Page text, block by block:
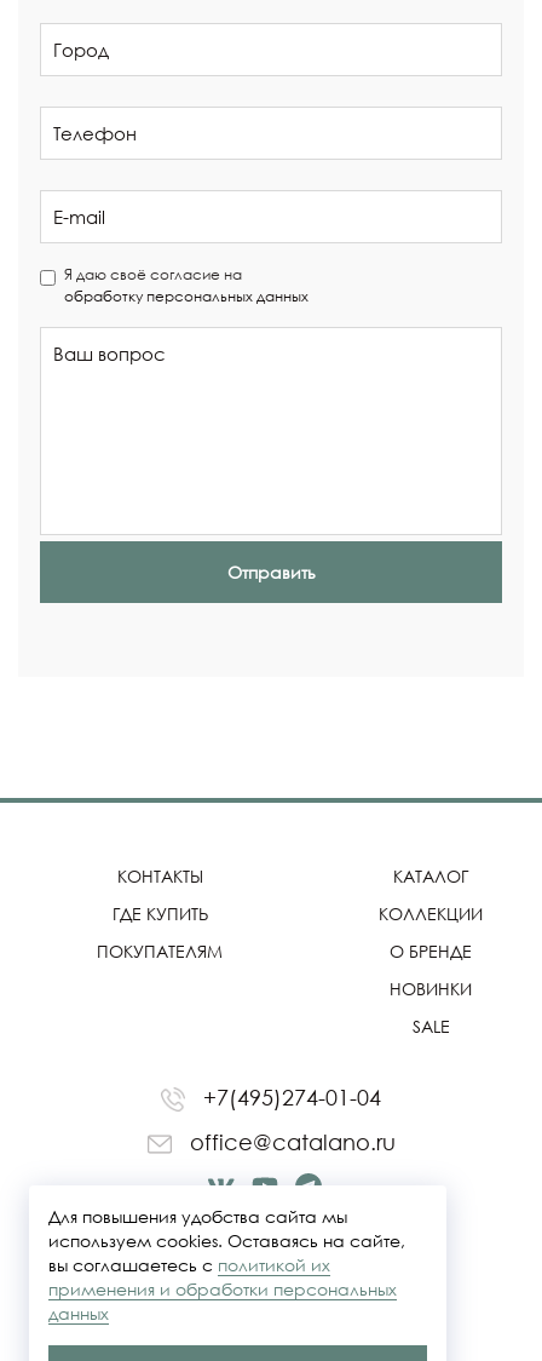
Я даю своё согласие на
обработку персональных данных
Отправить
КОНТАКТЫ
ГДЕ КУПИТЬ
ПОКУПАТЕЛЯМ
КАТАЛОГ
КОЛЛЕКЦИИ
О БРЕНДЕ
НОВИНКИ
SALE
+7(495)274-01-04
office@catalano.ru
Для повышения удобства сайта мы
используем cookies. Оставаясь на сайте,
вы соглашаетесь с политикой их
применения и обработки персональных
данных